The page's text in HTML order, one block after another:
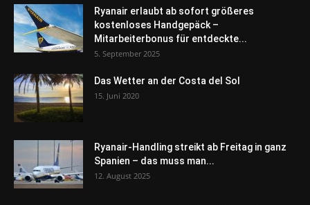
Ryanair erlaubt ab sofort größeres
kostenloses Handgepäck –
Mitarbeiterbonus für entdeckte...
5. September 2025
Das Wetter an der Costa del Sol
15. Juni 2020
Ryanair-Handling streikt ab Freitag in ganz
Spanien – das muss man...
12. August 2025